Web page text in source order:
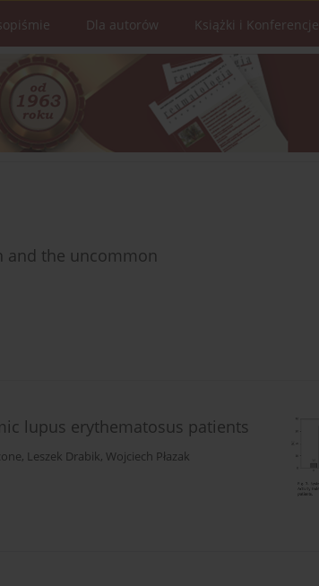
Dla autorów Książki i Konferencje
and the uncommon
lupus erythematosus patients
, Leszek Drabik, Wojciech Płazak